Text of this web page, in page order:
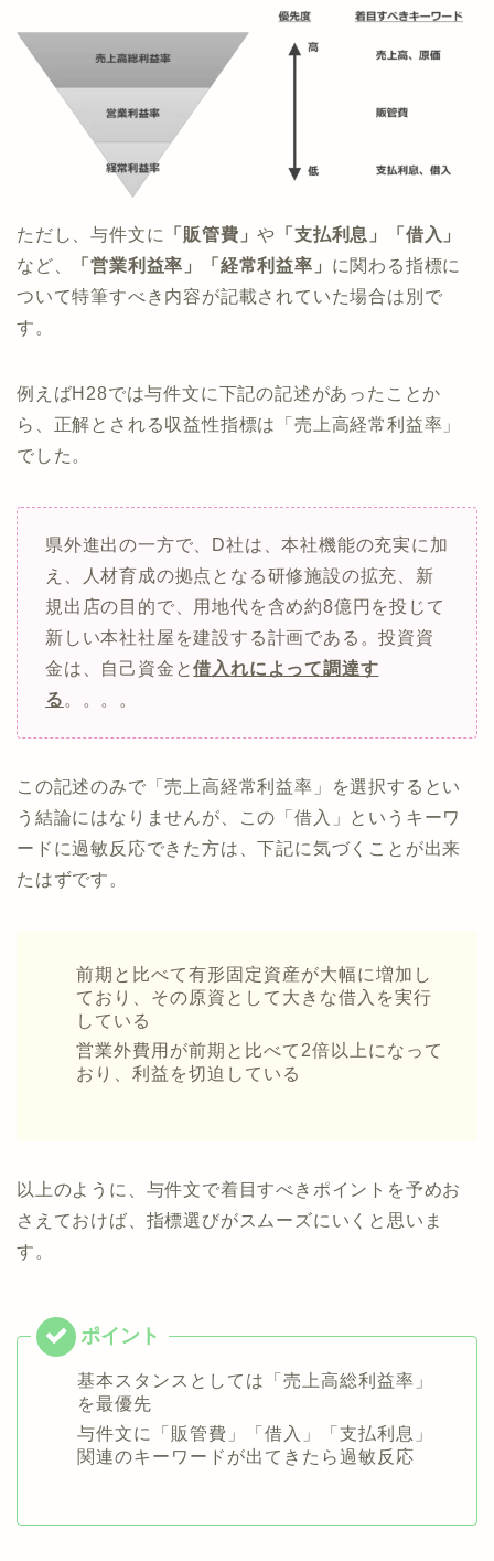
ただし、与件文に 「販管費」や 「支払利息」「借入」
など、
「営業利益率」「経常利益率」 に関わる指標に
ついて特筆すべき内容が記載されていた場合は別で
す。
例えばH28では与件文に下記の記述があったことか
ら、正解とされる収益性指標は「売上高経常利益率」
でした。
県外進出の一方で、D社は、本社機能の充実に加
え、人材育成の拠点となる研修施設の拡充、新
規出店の目的で、用地代を含め約8億円を投じて
新しい本社社屋を建設する計画である。投資資
金は、自己資金と借入れによって調達す
る 。。。。
この記述のみで「売上高経常利益率」を選択するとい
う結論にはなりませんが、この「借入」というキーワ
ードに過敏反応できた方は、下記に気づくことが出来
たはずです。
前期と比べて有形固定資産が大幅に増加し
ており、その原資として大きな借入を実行
している
営業外費用が前期と比べて2倍以上になって
おり、利益を切迫している
以上のように、与件文で着目すべきポイントを予めお
さえておけば、指標選びがスムーズにいくと思いま
す。
基本スタンスとしては「売上高総利益率」
を最優先
与件文に「販管費」「借入」「支払利息」
関連のキーワードが出てきたら過敏反応